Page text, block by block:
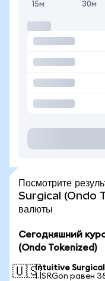
15м 30м
Посмотрите
Surgical (Ondo
валюты
Сегодняшний
(Ondo Tokenized)
🇺🇸Intuitive
1 ISRGon равен